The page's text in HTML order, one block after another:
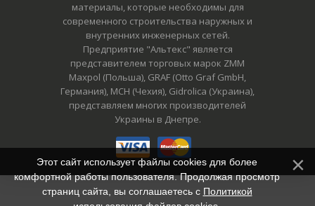
материалы, которые необходимы для
современного строительства наружных и
внутренних инженерных сетей.
Предприятие "Альтекс" является
представителем торговых марок ZMM
Maxpol (Польша), GRAF (Otto Graf GmbH,
Германия), MCH (Чехия), Gidrolica (Украина),
представляем многих производителей
Украины в Днепре.
Этот сайт использует файлы cookies для более
комфортной работы пользователя. Продолжая просмотр
страниц сайта, вы соглашаетесь с Политикой